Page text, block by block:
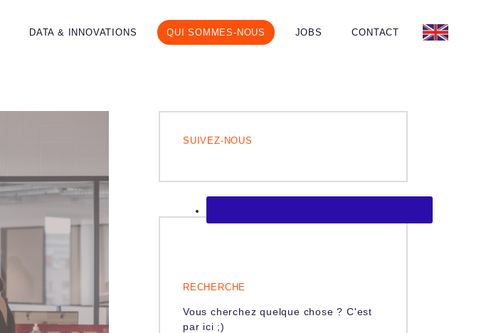
DATA & INNOVATIONS QUI SOMMES-NOUS JOBS CONTACT
SUIVEZ-NOUS
RECHERCHE
Vous cherchez quelque chose ? C'est
par ici ;)